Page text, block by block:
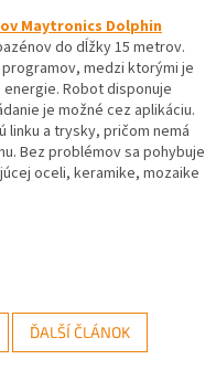
Maytronics Dolphin
do dĺžky 15 metrov.
medzi ktorými je
Robot disponuje
je možné cez aplikáciu.
linku a trysky, pričom nemá
Bez problémov sa pohybuje
oceli, keramike, mozaike
ĎALŠÍ ČLÁNOK